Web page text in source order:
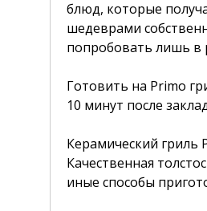
блюд, которые
шедеврами
попробовать лишь в
Готовить на Primo
10 минут после
Керамический гриль
Качественная
иные способы